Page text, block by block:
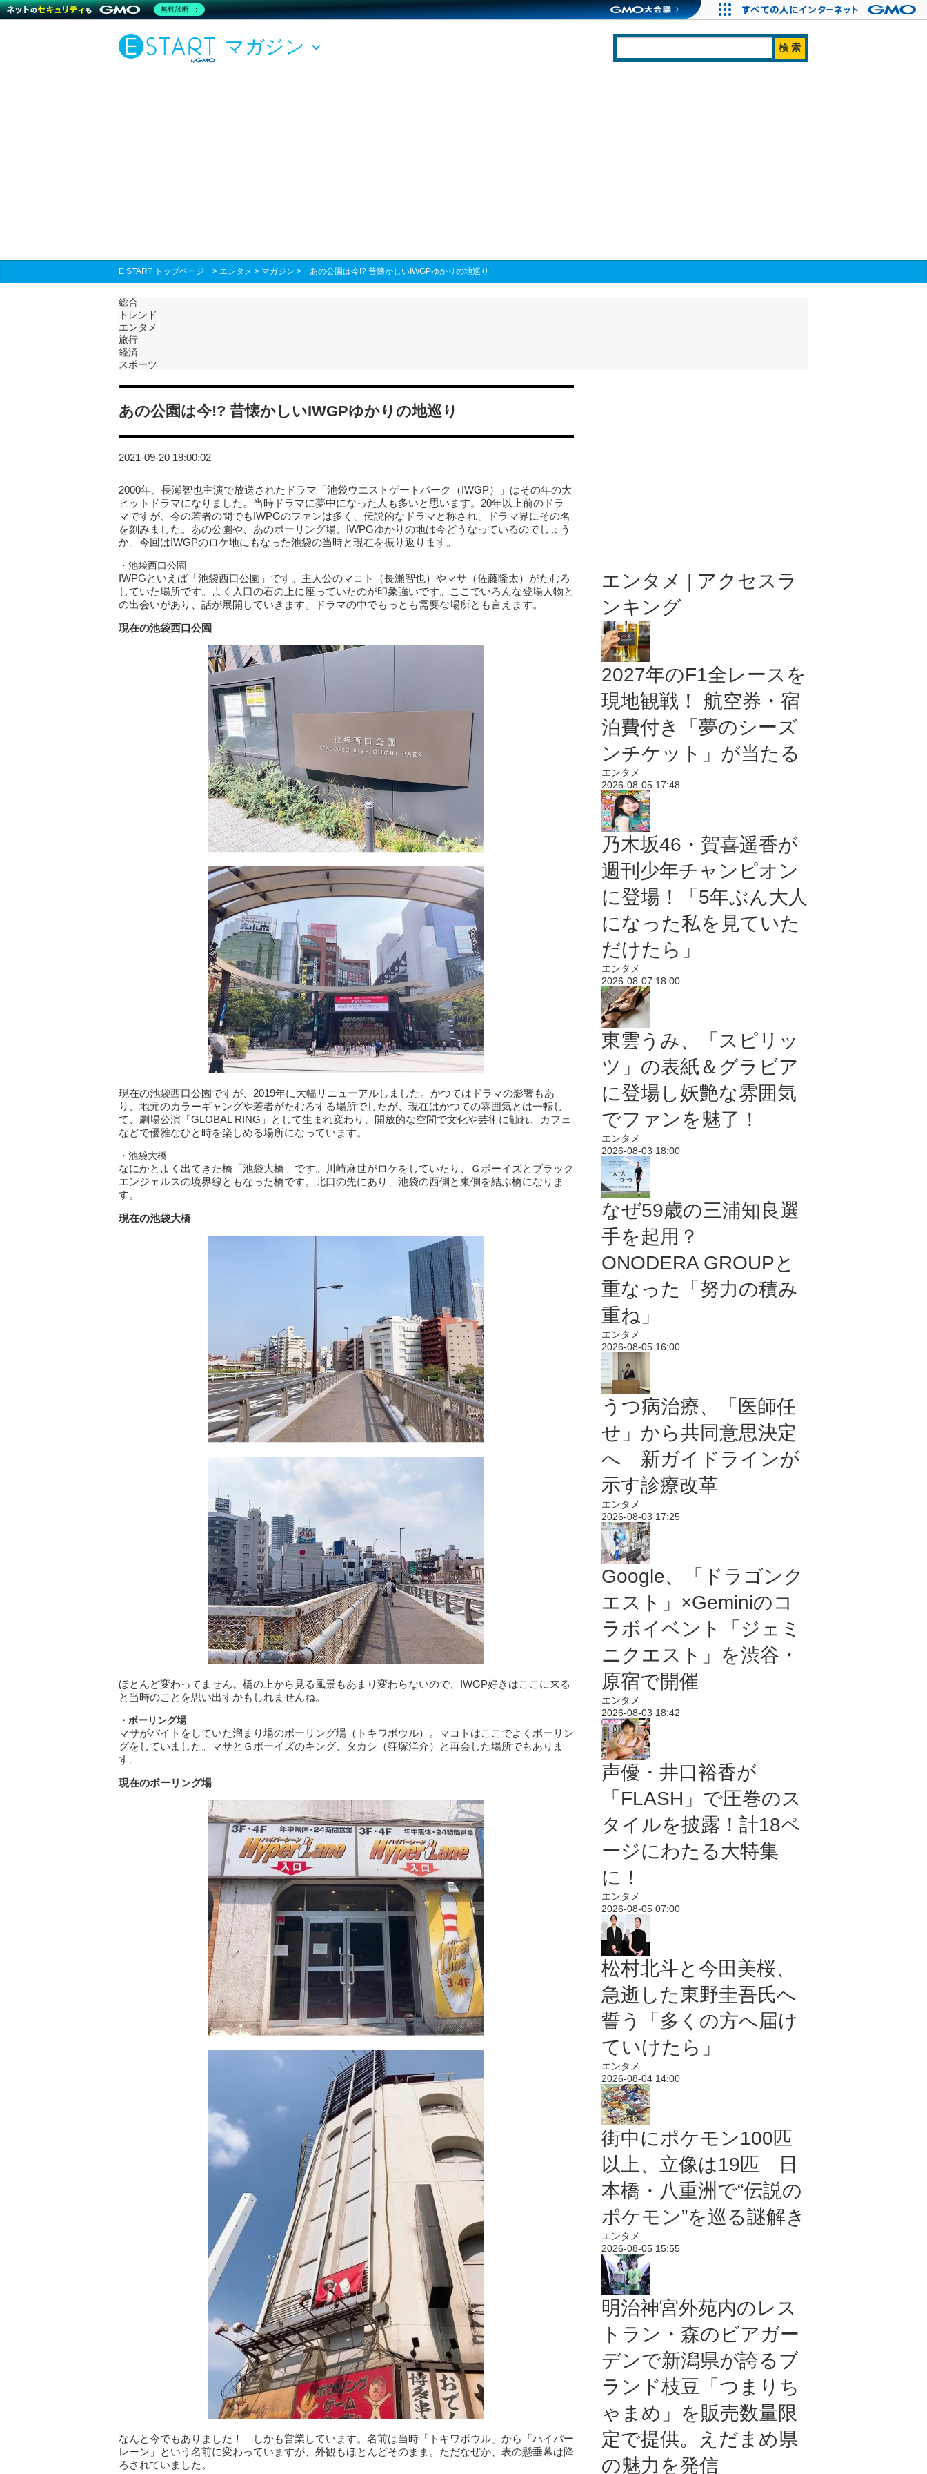
マガジン
E START トップページ > エンタメ > マガジン > あの公園は今!? 昔懐かしいIWGPゆかりの地巡り
総合
トレンド
エンタメ
旅行
経済
スポーツ
あの公園は今!? 昔懐かしいIWGPゆかりの地巡り
2021-09-20 19:00:02
2000年、長瀬智也主演で放送されたドラマ「池袋ウエストゲートパーク（IWGP）」はその年の大
ヒットドラマになりました。当時ドラマに夢中になった人も多いと思います。20年以上前のドラ
マですが、今の若者の間でもIWPGのファンは多く、伝説的なドラマと称され、ドラマ界にその名
を刻みました。あの公園や、あのボーリング場、IWPGゆかりの地は今どうなっているのでしょう
か。今回はIWGPのロケ地にもなった池袋の当時と現在を振り返ります。
・池袋西口公園
IWPGといえば「池袋西口公園」です。主人公のマコト（長瀬智也）やマサ（佐藤隆太）がたむろ
していた場所です。よく入口の石の上に座っていたのが印象強いです。ここでいろんな登場人物と
の出会いがあり、話が展開していきます。ドラマの中でもっとも需要な場所とも言えます。
現在の池袋西口公園
現在の池袋西口公園ですが、2019年に大幅リニューアルしました。かつてはドラマの影響もあ
り、地元のカラーギャングや若者がたむろする場所でしたが、現在はかつての雰囲気とは一転し
て、劇場公演「GLOBAL RING」として生まれ変わり、開放的な空間で文化や芸術に触れ、カフェ
などで優雅なひと時を楽しめる場所になっています。
・池袋大橋
なにかとよく出てきた橋「池袋大橋」です。川崎麻世がロケをしていたり、Ｇボーイズとブラック
エンジェルスの境界線ともなった橋です。北口の先にあり、池袋の西側と東側を結ぶ橋になりま
す。
現在の池袋大橋
ほとんど変わってません。橋の上から見る風景もあまり変わらないので、IWGP好きはここに来る
と当時のことを思い出すかもしれませんね。
・ボーリング場
マサがバイトをしていた溜まり場のボーリング場（トキワボウル）。マコトはここでよくボーリン
グをしていました。マサとＧボーイズのキング、タカシ（窪塚洋介）と再会した場所でもありま
す。
現在のボーリング場
なんと今でもありました！ しかも営業しています。名前は当時「トキワボウル」から「ハイパー
レーン」という名前に変わっていますが、外観もほとんどそのまま。ただなぜか、表の懸垂幕は降
ろされていました。
エンタメ | アクセスラ
ンキング
2027年のF1全レースを
現地観戦！ 航空券・宿
泊費付き「夢のシーズ
ンチケット」が当たる
エンタメ
2026-08-05 17:48
乃木坂46・賀喜遥香が
週刊少年チャンピオン
に登場！「5年ぶん大人
になった私を見ていた
だけたら」
エンタメ
2026-08-07 18:00
東雲うみ、「スピリッ
ツ」の表紙＆グラビア
に登場し妖艶な雰囲気
でファンを魅了！
エンタメ
2026-08-03 18:00
なぜ59歳の三浦知良選
手を起用？
ONODERA GROUPと
重なった「努力の積み
重ね」
エンタメ
2026-08-05 16:00
うつ病治療、「医師任
せ」から共同意思決定
へ 新ガイドラインが
示す診療改革
エンタメ
2026-08-03 17:25
Google、「ドラゴンク
エスト」×Geminiのコ
ラボイベント「ジェミ
ニクエスト」を渋谷・
原宿で開催
エンタメ
2026-08-03 18:42
声優・井口裕香が
「FLASH」で圧巻のス
タイルを披露！計18ペ
ージにわたる大特集
に！
エンタメ
2026-08-05 07:00
松村北斗と今田美桜、
急逝した東野圭吾氏へ
誓う「多くの方へ届け
ていけたら」
エンタメ
2026-08-04 14:00
街中にポケモン100匹
以上、立像は19匹 日
本橋・八重洲で“伝説の
ポケモン”を巡る謎解き
エンタメ
2026-08-05 15:55
明治神宮外苑内のレス
トラン・森のビアガー
デンで新潟県が誇るブ
ランド枝豆「つまりち
ゃまめ」を販売数量限
定で提供。えだまめ県
の魅力を発信
無料診断